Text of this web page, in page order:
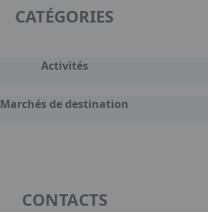
CATÉGORIES
Activités
Marchés de destination
CONTACTS